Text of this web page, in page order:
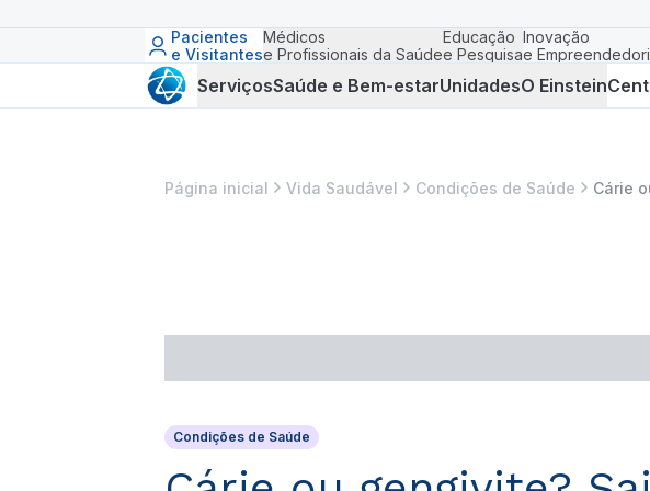
Pacientes
e Visitantes
Médicos
e Profissionais da Saúde
Educação
e Pesquisa
Inovação
e
ServiçosSaúde e Bem-estarUnidadesO Einstein
Página inicial Vida Saudável Condições de Saúde Cárie
Condições de Saúde